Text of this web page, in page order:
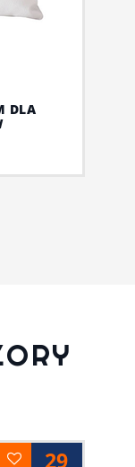
DLA
29